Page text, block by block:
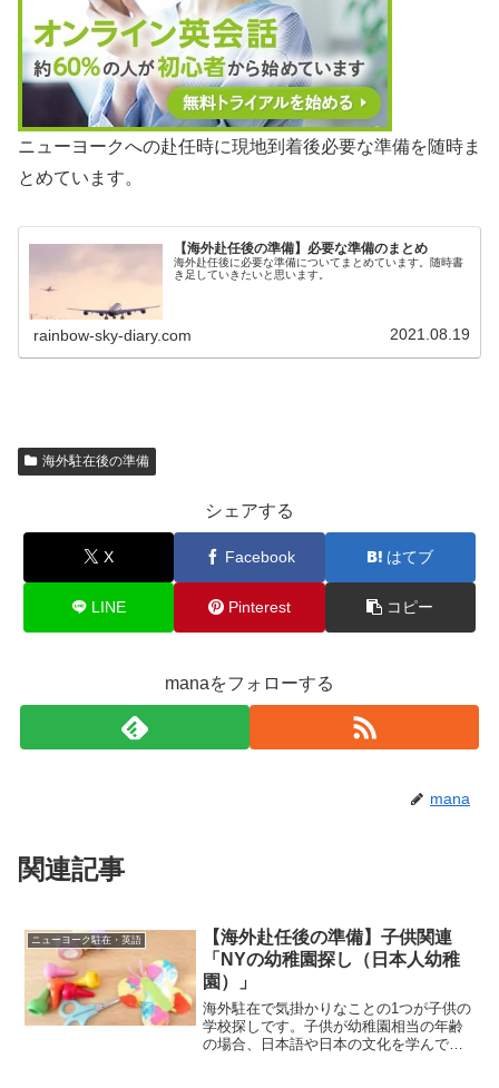
ニューヨークへの赴任時に現地到着後必要な準備を随時ま
とめています。
【海外赴任後の準備】必要な準備のまとめ
海外赴任後に必要な準備についてまとめています。随時書
き足していきたいと思います。
rainbow-sky-diary.com 2021.08.19
海外駐在後の準備
シェアする
X Facebook はてブ
LINE Pinterest コピー
manaをフォローする
mana
関連記事
ニューヨーク駐在・英語
【海外赴任後の準備】子供関連
「NYの幼稚園探し（日本人幼稚
園）」
海外駐在で気掛かりなことの1つが子供の
学校探しです。子供が幼稚園相当の年齢
の場合、日本語や日本の文化を学んでほ